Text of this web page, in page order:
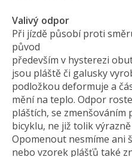
Valivý odpor
Při jízdě působí proti
původ
především v hysterezi
jsou pláště či galusky
podložkou deformuje a
mění na teplo. Odpor
pláštích, se
bicyklu, ne již tolik
Opomenout nesmíme ani
nebo vzorek plášťů také